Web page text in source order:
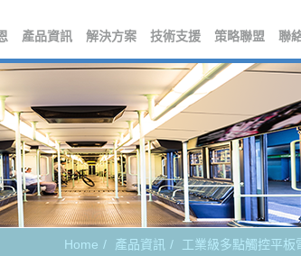
產品資訊 解決方案 技術支援 策略聯盟 聯
Home 產品資訊 工業級多點觸控平板